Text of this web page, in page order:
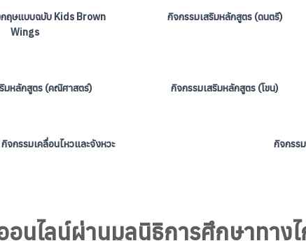
กฤษแบบฉบับ Kids Brown
Wings
กิจกรรมเสริมหลักสูตร (ดนตรี)
มหลักสูตร (คณิศาสตร์) กิจกรรมเสริมหลักสูตร (โขน)
กิจกรรมเคลื่อนไหวและจังหวะ กิจกรร
อนไลน์ผ่านมูลนิธิการศึกษาทาง